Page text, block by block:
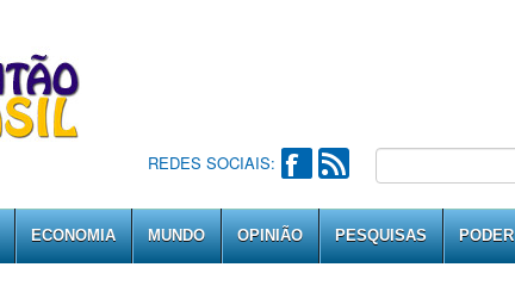
REDES SOCIAIS:
ECONOMIA MUNDO OPINIÃO PESQUISAS PODER